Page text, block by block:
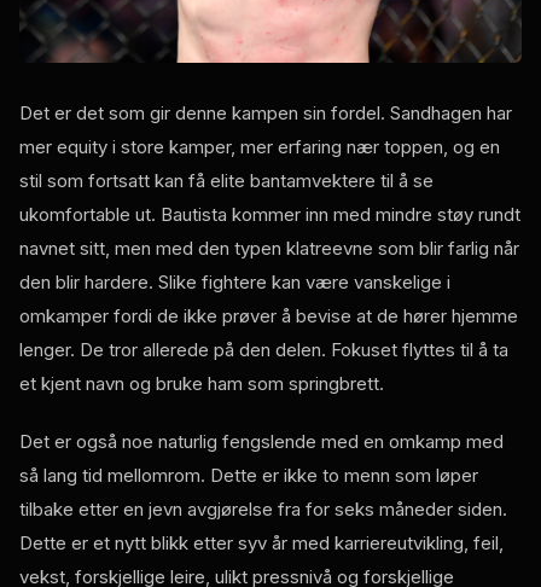
Det er det som gir denne kampen sin fordel. Sandhagen har
mer equity i store kamper, mer erfaring nær toppen, og en
stil som fortsatt kan få elite bantamvektere til å se
ukomfortable ut. Bautista kommer inn med mindre støy rundt
navnet sitt, men med den typen klatreevne som blir farlig når
den blir hardere. Slike fightere kan være vanskelige i
omkamper fordi de ikke prøver å bevise at de hører hjemme
lenger. De tror allerede på den delen. Fokuset flyttes til å ta
et kjent navn og bruke ham som springbrett.
Det er også noe naturlig fengslende med en omkamp med
så lang tid mellomrom. Dette er ikke to menn som løper
tilbake etter en jevn avgjørelse fra for seks måneder siden.
Dette er et nytt blikk etter syv år med karriereutvikling, feil,
vekst, forskjellige leire, ulikt pressnivå og forskjellige